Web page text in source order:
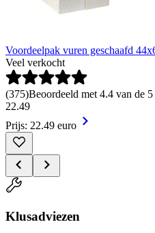
Voordeelpak vuren geschaafd
Veel verkocht
(375)Beoordeeld met 4.4 van de
22.49
Prijs: 22.49 euro
Klusadviezen